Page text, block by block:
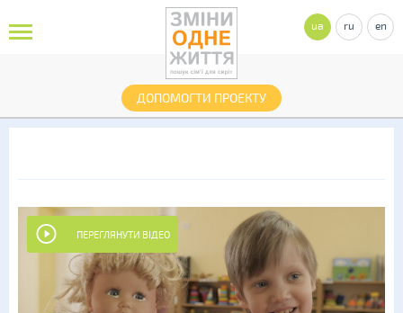
ДОПОМОГТИ ПРОЕКТУ
ua ru en
ПЕРЕГЛЯНУТИ ВІДЕО